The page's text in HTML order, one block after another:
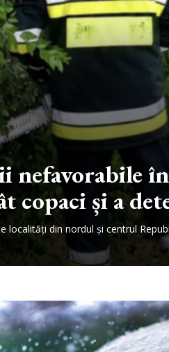
nefavorabile
copaci și a
localități din nordul și centrul